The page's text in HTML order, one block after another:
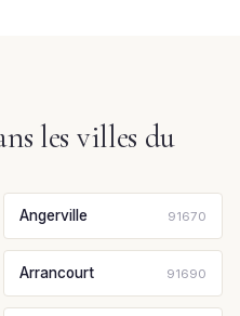
les villes du
Angerville 91670
Arrancourt 91690